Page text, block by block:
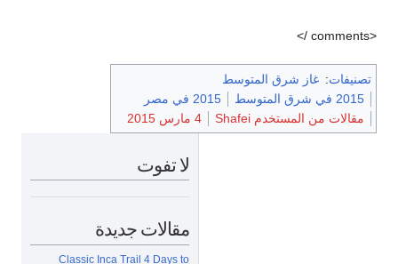
<comments />
تصنيفات: غاز شرق المتوسط
2015 في شرق المتوسط
2015 في مصر
مقالات من المستخدم Shafei
4 مارس 2015
لا تفوت
مقالات جديدة
Classic Inca Trail 4 Days to